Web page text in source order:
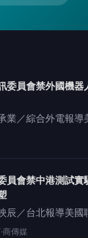
委員會禁外國機器
業／綜合外電報導
日宣布，將所有未
安全考量。這項舉
保
員會禁中港測試實
辰／台北報導美國
年4月30日以一致
·商傳媒